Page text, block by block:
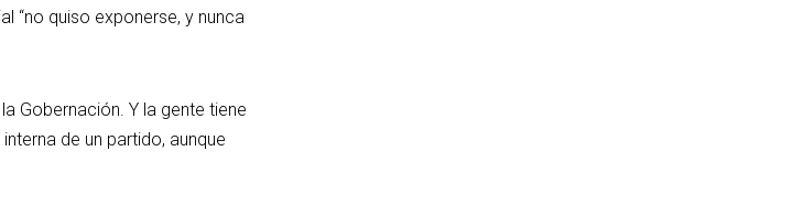
“no quiso exponerse, y nunca
Gobernación. Y la gente tiene
de un partido, aunque